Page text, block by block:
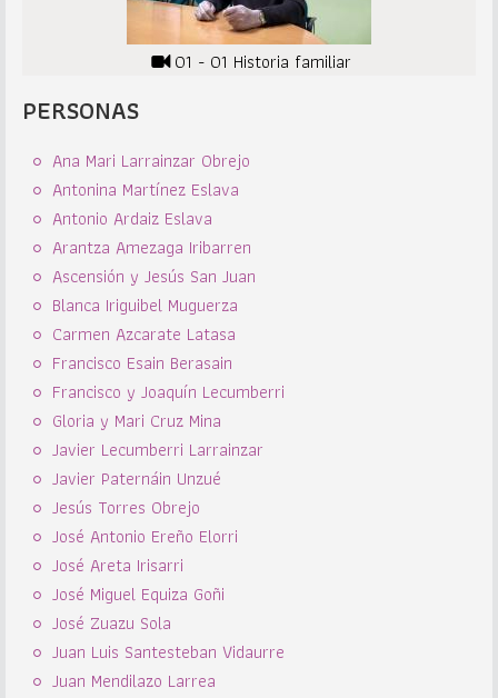
01 - 01 Historia familiar
PERSONAS
Ana Mari Larrainzar Obrejo
Antonina Martínez Eslava
Antonio Ardaiz Eslava
Arantza Amezaga Iribarren
Ascensión y Jesús San Juan
Blanca Iriguibel Muguerza
Carmen Azcarate Latasa
Francisco Esain Berasain
Francisco y Joaquín Lecumberri
Gloria y Mari Cruz Mina
Javier Lecumberri Larrainzar
Javier Paternáin Unzué
Jesús Torres Obrejo
José Antonio Ereño Elorri
José Areta Irisarri
José Miguel Equiza Goñi
José Zuazu Sola
Juan Luis Santesteban Vidaurre
Juan Mendilazo Larrea